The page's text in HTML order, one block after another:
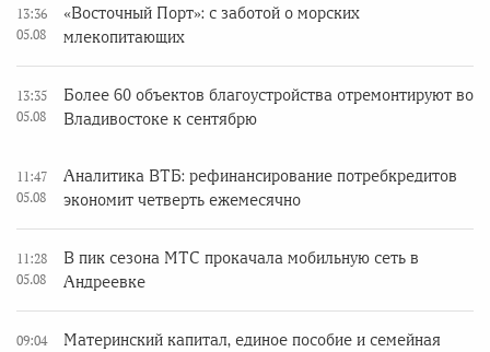
13:36
05.08
«Восточный Порт»: с заботой о морских
млекопитающих
13:35
05.08
Более 60 объектов благоустройства отремонтируют во
Владивостоке к сентябрю
11:47
05.08
Аналитика ВТБ: рефинансирование потребкредитов
экономит четверть ежемесячно
11:28
05.08
В пик сезона МТС прокачала мобильную сеть в
Андреевке
09:04
Материнский капитал, единое пособие и семейная